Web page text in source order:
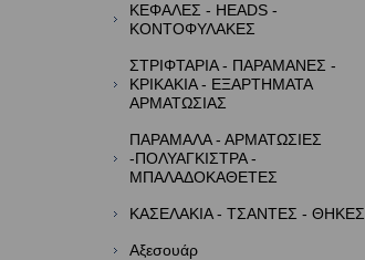
ΚΕΦΑΛΕΣ - HEADS -
ΚΟΝΤΟΦΥΛΑΚΕΣ
ΣΤΡΙΦΤΑΡΙΑ - ΠΑΡΑΜΑΝΕΣ -
ΚΡΙΚΑΚΙΑ - ΕΞΑΡΤΗΜΑΤΑ
ΑΡΜΑΤΩΣΙΑΣ
ΠΑΡΑΜΑΛΑ - ΑΡΜΑΤΩΣΙΕΣ
-ΠΟΛΥΑΓΚΙΣΤΡΑ -
ΜΠΑΛΑΔΟΚΑΘΕΤΕΣ
ΚΑΣΕΛΑΚΙΑ - ΤΣΑΝΤΕΣ - ΘΗΚΕΣ
Αξεσουάρ